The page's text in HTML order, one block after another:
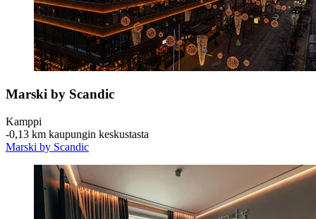
Marski by Scandic
Kamppi
‐0,13 km kaupungin keskustasta
Marski by Scandic